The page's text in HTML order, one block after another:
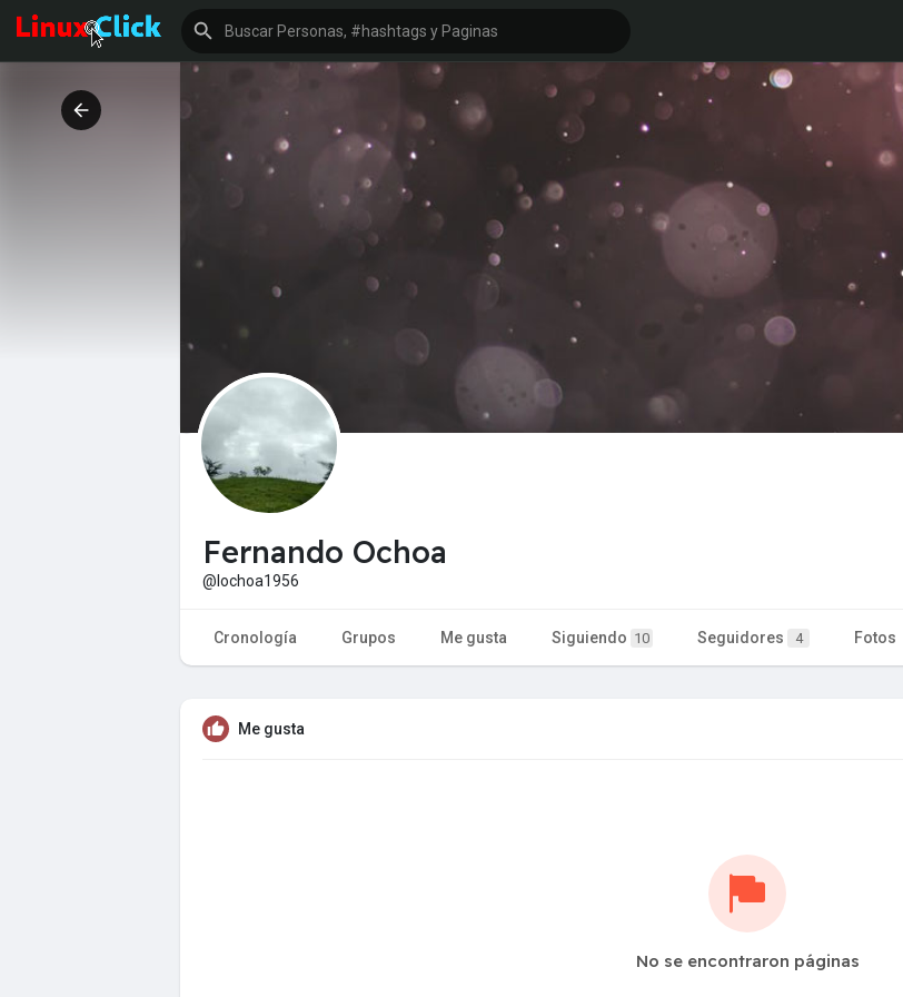
Fernando Ochoa
@lochoa1956
Cronología Grupos Me gusta Siguiendo 10 Seguidores 4 Fotos
Me gusta
No se encontraron páginas